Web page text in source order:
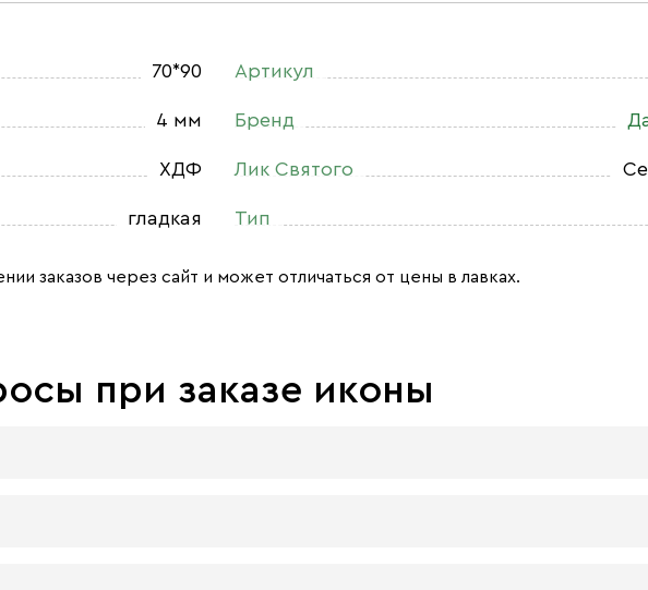
70*90
4 мм
ХДФ
гладкая
Артикул
Бренд
Лик Святого
Тип
заказов через сайт и может отличаться от цены в лавках.
при заказе иконы
— более бюджетный материал, чуть уступающий дереву в прочности.